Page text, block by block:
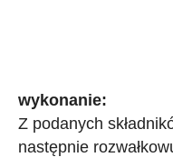
wykonanie:
Z podanych
następnie